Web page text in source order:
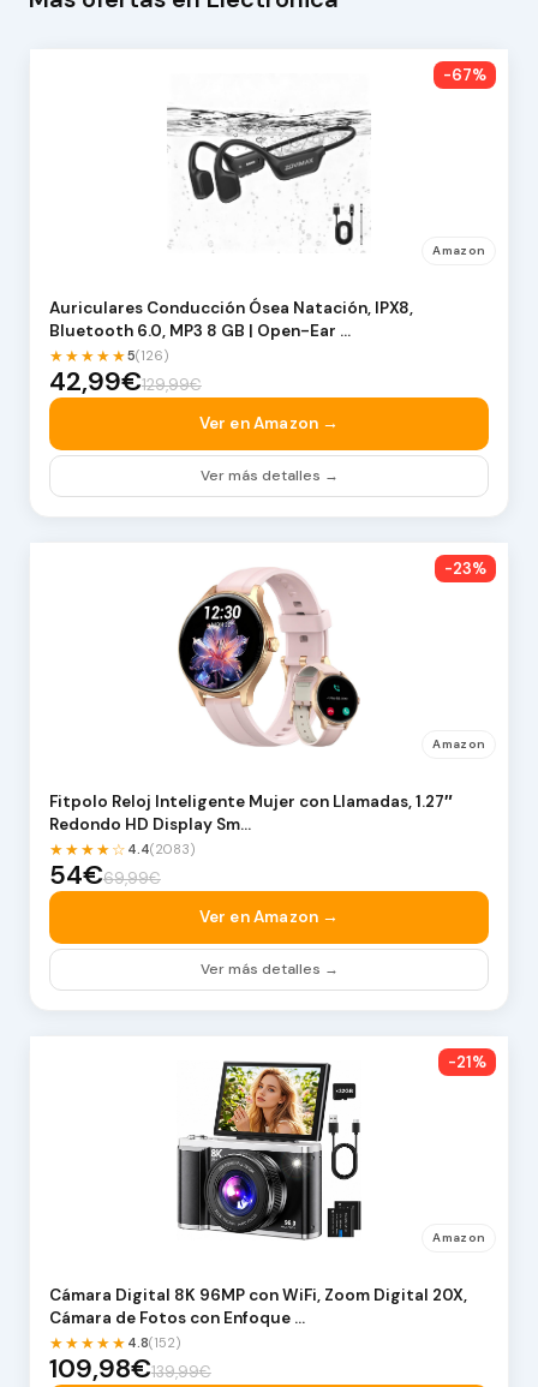
-67%
Amazon
Auriculares Conducción Ósea Natación, IPX8,
Bluetooth 6.0, MP3 8 GB | Open-Ear …
★★★★★5(126)
42,99€129,99€
Ver en Amazon →
Ver más detalles →
-23%
Amazon
Fitpolo Reloj Inteligente Mujer con Llamadas, 1.27″
Redondo HD Display Sm…
★★★★☆ 4.4(2083)
54€69,99€
Ver en Amazon →
Ver más detalles →
-21%
Amazon
Cámara Digital 8K 96MP con WiFi, Zoom Digital 20X,
Cámara de Fotos con Enfoque …
★★★★★ 4.8(152)
109,98€139,99€